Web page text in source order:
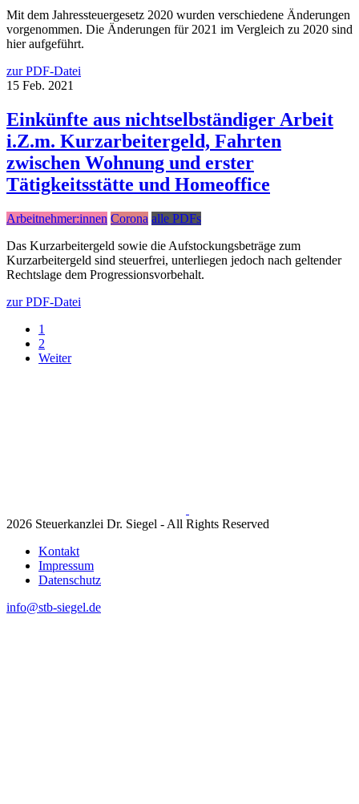
Mit dem Jahressteuergesetz 2020 wurden verschiedene Änderungen
vorgenommen. Die Änderungen für 2021 im Vergleich zu 2020 sind
hier aufgeführt.
zur PDF-Datei
15 Feb. 2021
Einkünfte aus nichtselbständiger Arbeit
i.Z.m. Kurzarbeitergeld, Fahrten
zwischen Wohnung und erster
Tätigkeitsstätte und Homeoffice
Arbeitnehmer:innen Corona alle PDFs
Das Kurzarbeitergeld sowie die Aufstockungsbeträge zum
Kurzarbeitergeld sind steuerfrei, unterliegen jedoch nach geltender
Rechtslage dem Progressionsvorbehalt.
zur PDF-Datei
1
2
Weiter
2026 Steuerkanzlei Dr. Siegel - All Rights Reserved
Kontakt
Impressum
Datenschutz
info@stb-siegel.de